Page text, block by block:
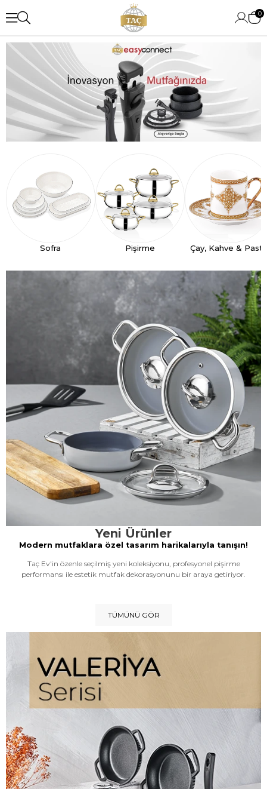
0
Sofra Pişirme Çay, Kahve &
Yeni Ürünler
Modern mutfaklara özel tasarım harikalarıyla tanışın!
Taç Ev'in özenle seçilmiş yeni koleksiyonu, profesyonel pişirme
performansı ile estetik mutfak dekorasyonunu bir araya getiriyor.
TÜMÜNÜ GÖR